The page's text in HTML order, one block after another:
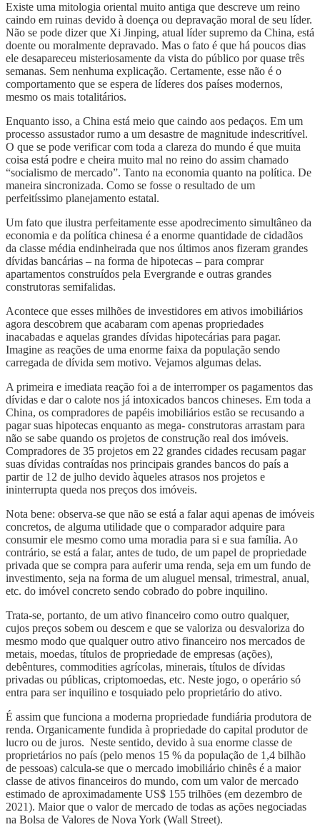
Existe uma mitologia oriental muito antiga que descreve um reino
caindo em ruinas devido à doença ou depravação moral de seu líder.
Não se pode dizer que Xi Jinping, atual líder supremo da China, está
doente ou moralmente depravado. Mas o fato é que há poucos dias
ele desapareceu misteriosamente da vista do público por quase três
semanas. Sem nenhuma explicação. Certamente, esse não é o
comportamento que se espera de líderes dos países modernos,
mesmo os mais totalitários.
Enquanto isso, a China está meio que caindo aos pedaços. Em um
processo assustador rumo a um desastre de magnitude indescritível.
O que se pode verificar com toda a clareza do mundo é que muita
coisa está podre e cheira muito mal no reino do assim chamado
“socialismo de mercado”. Tanto na economia quanto na política. De
maneira sincronizada. Como se fosse o resultado de um
perfeitíssimo planejamento estatal.
Um fato que ilustra perfeitamente esse apodrecimento simultâneo da
economia e da política chinesa é a enorme quantidade de cidadãos
da classe média endinheirada que nos últimos anos fizeram grandes
dívidas bancárias – na forma de hipotecas – para comprar
apartamentos construídos pela Evergrande e outras grandes
construtoras semifalidas.
Acontece que esses milhões de investidores em ativos imobiliários
agora descobrem que acabaram com apenas propriedades
inacabadas e aquelas grandes dívidas hipotecárias para pagar.
Imagine as reações de uma enorme faixa da população sendo
carregada de dívida sem motivo. Vejamos algumas delas.
A primeira e imediata reação foi a de interromper os pagamentos das
dívidas e dar o calote nos já intoxicados bancos chineses. Em toda a
China, os compradores de papéis imobiliários estão se recusando a
pagar suas hipotecas enquanto as mega- construtoras arrastam para
não se sabe quando os projetos de construção real dos imóveis.
Compradores de 35 projetos em 22 grandes cidades recusam pagar
suas dívidas contraídas nos principais grandes bancos do país a
partir de 12 de julho devido àqueles atrasos nos projetos e
ininterrupta queda nos preços dos imóveis.
Nota bene: observa-se que não se está a falar aqui apenas de imóveis
concretos, de alguma utilidade que o comparador adquire para
consumir ele mesmo como uma moradia para si e sua família. Ao
contrário, se está a falar, antes de tudo, de um papel de propriedade
privada que se compra para auferir uma renda, seja em um fundo de
investimento, seja na forma de um aluguel mensal, trimestral, anual,
etc. do imóvel concreto sendo cobrado do pobre inquilino.
Trata-se, portanto, de um ativo financeiro como outro qualquer,
cujos preços sobem ou descem e que se valoriza ou desvaloriza do
mesmo modo que qualquer outro ativo financeiro nos mercados de
metais, moedas, títulos de propriedade de empresas (ações),
debêntures, commodities agrícolas, minerais, títulos de dívidas
privadas ou públicas, criptomoedas, etc. Neste jogo, o operário só
entra para ser inquilino e tosquiado pelo proprietário do ativo.
É assim que funciona a moderna propriedade fundiária produtora de
renda. Organicamente fundida à propriedade do capital produtor de
lucro ou de juros. Neste sentido, devido à sua enorme classe de
proprietários no país (pelo menos 15 % da população de 1,4 bilhão
de pessoas) calcula-se que o mercado imobiliário chinês é a maior
classe de ativos financeiros do mundo, com um valor de mercado
estimado de aproximadamente US$ 155 trilhões (em dezembro de
2021). Maior que o valor de mercado de todas as ações negociadas
na Bolsa de Valores de Nova York (Wall Street).